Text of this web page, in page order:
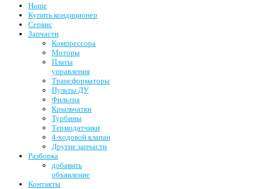
Home
Купить кондиционер
Сервис
Запчасти
Компрессора
Моторы
Платы
управления
Трансформаторы
Пульты ДУ
Фильтра
Крыльчатки
Турбины
Термодатчики
4-ходовой клапан
Другие запчасти
Разборка
добавить
объявление
Контакты